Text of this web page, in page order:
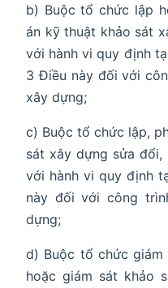
b) Buộc tổ chức lập
án kỹ thuật khảo sát
với hành vi quy định
3 Điều này đối với
xây dựng;
c) Buộc tổ chức lập,
sát xây dựng sửa
với hành vi quy định
này đối với công
dựng;
d) Buộc tổ chức
hoặc giám sát khảo